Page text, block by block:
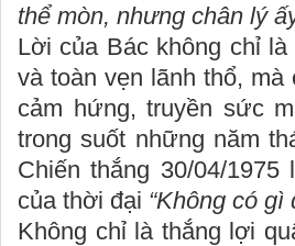
thể mòn, nhưng chân lý
Lời của Bác không chỉ
và toàn vẹn lãnh thổ,
cảm hứng, truyền sức
trong suốt những năm
Chiến thắng 30/04/
của thời đại “Không có gì
Không chỉ là thắng lợi